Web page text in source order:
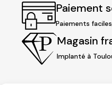
Paiement
Paiements
Magasin
Implanté à